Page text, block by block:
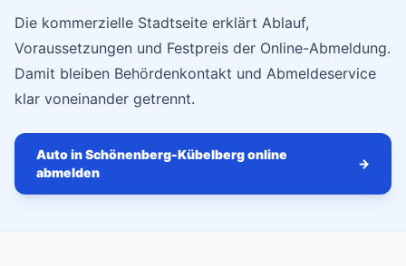
Die kommerzielle Stadtseite erklärt Ablauf,
Voraussetzungen und Festpreis der Online-Abmeldung.
Damit bleiben Behördenkontakt und Abmeldeservice
klar voneinander getrennt.
Auto in Schönenberg-Kübelberg online
abmelden
→